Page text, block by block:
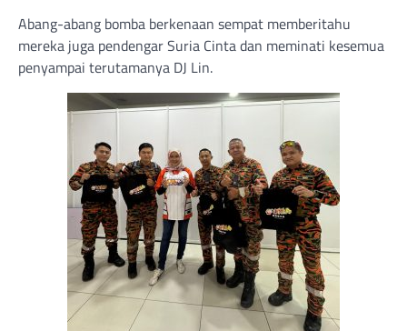
Abang-abang bomba berkenaan sempat memberitahu
mereka juga pendengar Suria Cinta dan meminati kesemua
penyampai terutamanya DJ Lin.